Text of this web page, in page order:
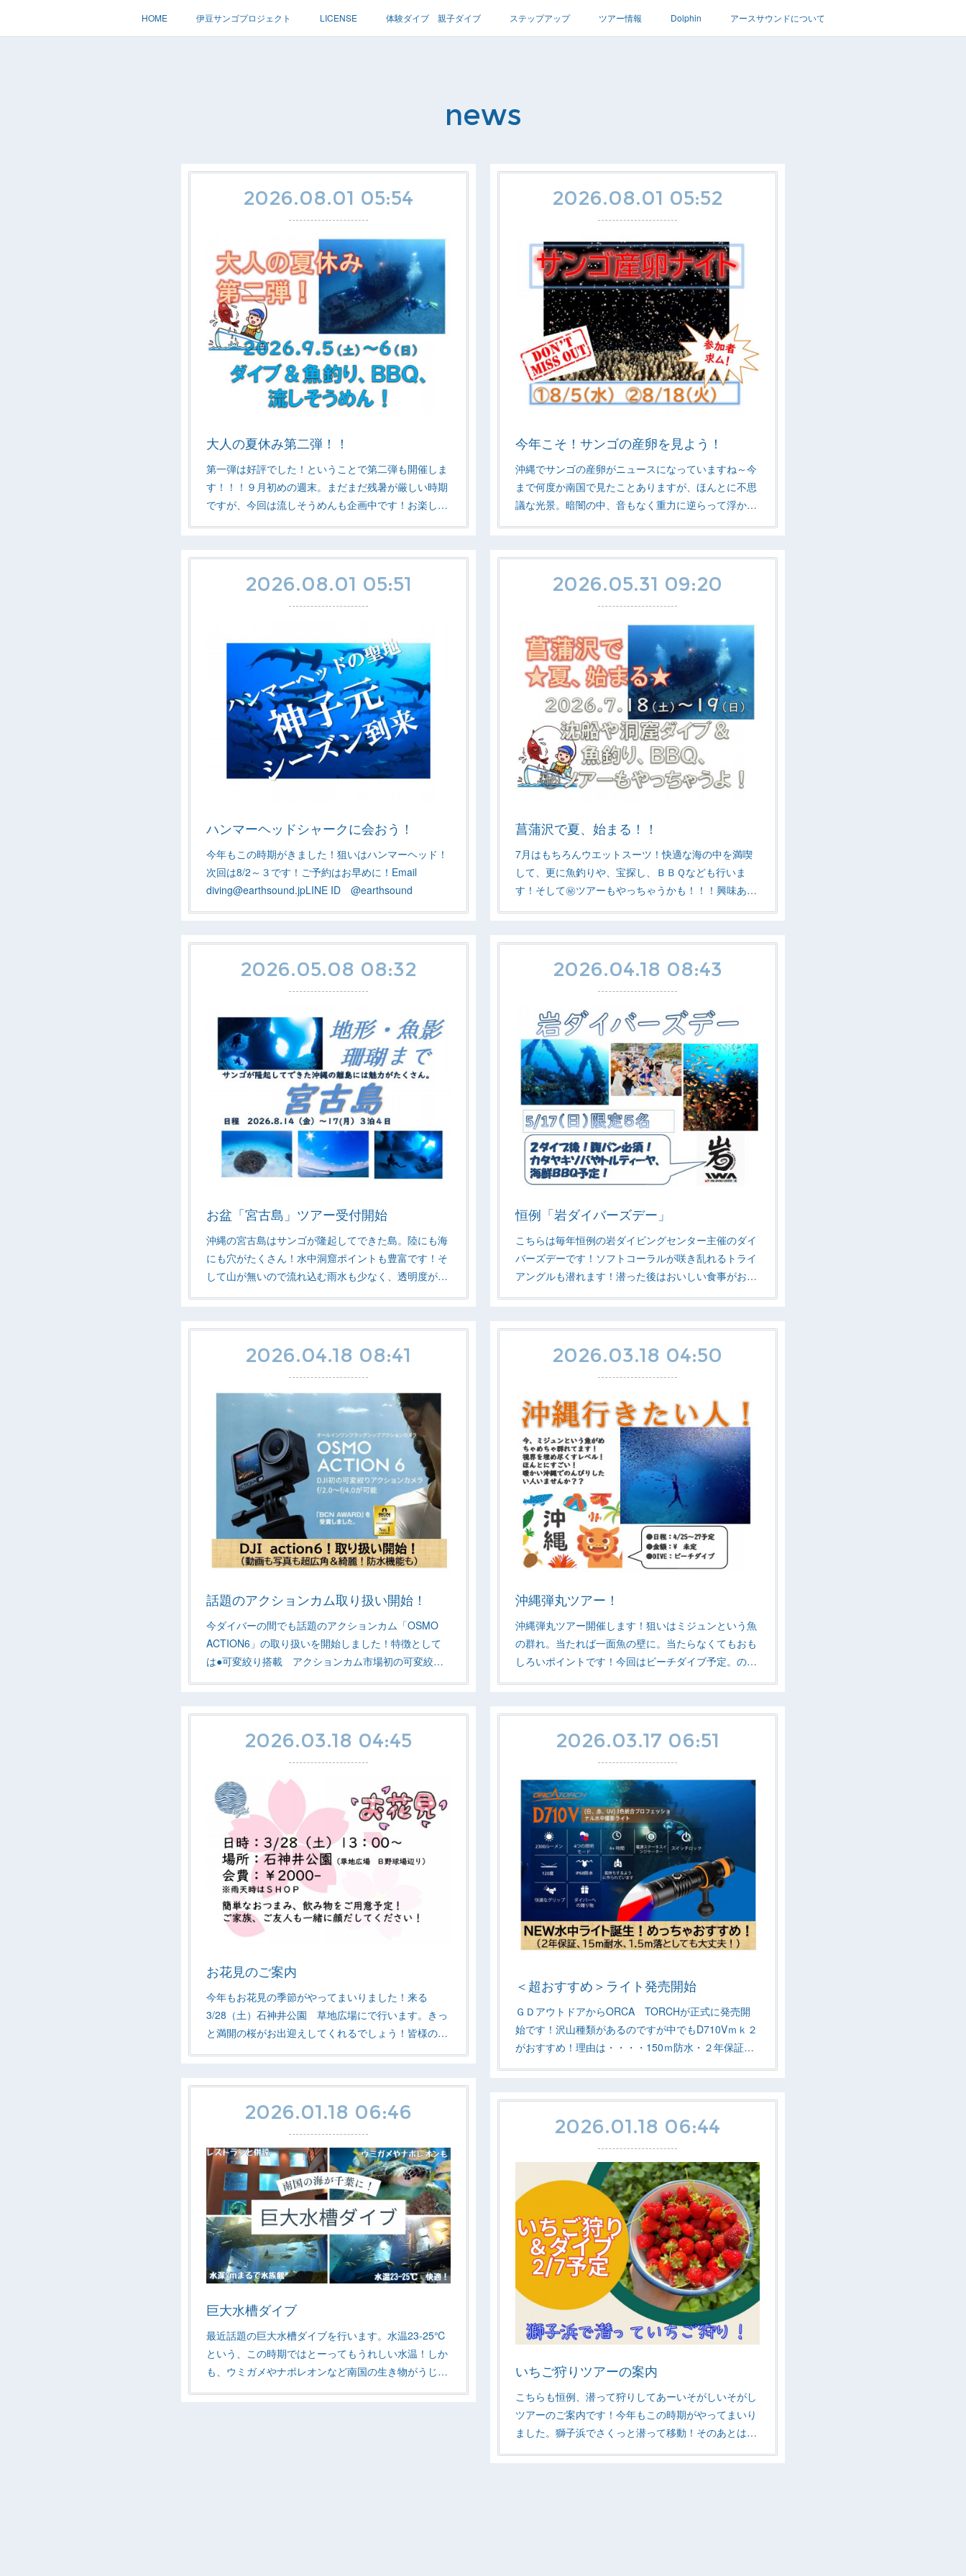
HOME 伊豆サンゴプロジェクト LICENSE 体験ダイブ 親子ダイブ ステップアップ ツアー情報 Dolphin アースサウンドについて
news
2026.08.01 05:54
大人の夏休み第二弾！！
第一弾は好評でした！ということで第二弾も開催しま
す！！！９月初めの週末。まだまだ残暑が厳しい時期
ですが、今回は流しそうめんも企画中です！お楽し…
2026.08.01 05:52
今年こそ！サンゴの産卵を見よう！
沖縄でサンゴの産卵がニュースになっていますね～今
まで何度か南国で見たことありますが、ほんとに不思
議な光景。暗闇の中、音もなく重力に逆らって浮か…
2026.08.01 05:51
ハンマーヘッドシャークに会おう！
今年もこの時期がきました！狙いはハンマーヘッド！
次回は8/2～３です！ご予約はお早めに！Email
diving@earthsound.jpLINE ID @earthsound
2026.05.31 09:20
菖蒲沢で夏、始まる！！
7月はもちろんウエットスーツ！快適な海の中を満喫
して、更に魚釣りや、宝探し、ＢＢＱなども行いま
す！そして㊙ツアーもやっちゃうかも！！！興味あ…
2026.05.08 08:32
お盆「宮古島」ツアー受付開始
沖縄の宮古島はサンゴが隆起してできた島。陸にも海
にも穴がたくさん！水中洞窟ポイントも豊富です！そ
して山が無いので流れ込む雨水も少なく、透明度が…
2026.04.18 08:43
恒例「岩ダイバーズデー」
こちらは毎年恒例の岩ダイビングセンター主催のダイ
バーズデーです！ソフトコーラルが咲き乱れるトライ
アングルも潜れます！潜った後はおいしい食事がお…
2026.04.18 08:41
話題のアクションカム取り扱い開始！
今ダイバーの間でも話題のアクションカム「OSMO
ACTION6」の取り扱いを開始しました！特徴として
は●可変絞り搭載 アクションカム市場初の可変絞…
2026.03.18 04:50
沖縄弾丸ツアー！
沖縄弾丸ツアー開催します！狙いはミジュンという魚
の群れ。当たれば一面魚の壁に。当たらなくてもおも
しろいポイントです！今回はビーチダイブ予定。の…
2026.03.18 04:45
お花見のご案内
今年もお花見の季節がやってまいりました！来る
3/28（土）石神井公園 草地広場にで行います。きっ
と満開の桜がお出迎えしてくれるでしょう！皆様の…
2026.03.17 06:51
＜超おすすめ＞ライト発売開始
ＧＤアウトドアからORCA TORCHが正式に発売開
始です！沢山種類があるのですが中でもD710Vｍｋ２
がおすすめ！理由は・・・・150ｍ防水・２年保証…
2026.01.18 06:46
巨大水槽ダイブ
最近話題の巨大水槽ダイブを行います。水温23-25℃
という、この時期ではとーってもうれしい水温！しか
も、ウミガメやナポレオンなど南国の生き物がうじ…
2026.01.18 06:44
いちご狩りツアーの案内
こちらも恒例、潜って狩りしてあーいそがしいそがし
ツアーのご案内です！今年もこの時期がやってまいり
ました。獅子浜でさくっと潜って移動！そのあとは…